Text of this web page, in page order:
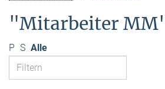
"Mitarbeiter
P S Alle